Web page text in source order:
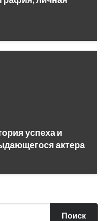
успеха и
актера
Поиск